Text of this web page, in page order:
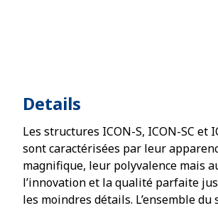
Details
Les structures ICON-S, ICON-SC et
sont caractérisées par leur
magnifique, leur polyvalence mais
l’innovation et la qualité parfaite
les moindres détails. L’ensemble du